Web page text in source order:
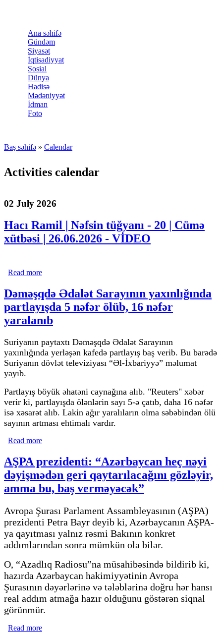
Ana səhifə
Gündəm
Siyasət
İqtisadiyyat
Sosial
Dünya
Hadisə
Mədəniyyət
İdman
Foto
Baş səhifə » Calendar
Activities calendar
02 July 2026
Hacı Ramil | Nəfsin tüğyanı - 20 | Cümə
xütbəsi | 26.06.2026 - VİDEO
Read more
Dəməşqdə Ədalət Sarayının yaxınlığında
partlayışda 5 nəfər ölüb, 16 nəfər
yaralanıb
Suriyanın paytaxtı Dəməşqdə Ədalət Sarayının
yaxınlığında yerləşən kafedə partlayış baş verib. Bu barədə
Suriyanın dövlət televiziyası “Əl-İxbariyyə” məlumat
yayıb.
Partlayış böyük əhatəni caynağına alıb. "Reuters" xəbər
verir ki, partlayışda ölənlərin sayı 5-ə çatıb, daha 16 nəfər
isə xəsarət alıb. Lakin ağır yaralıların olma səbəbindən ölü
sayının artması ehtimalı vardır.
Read more
AŞPA prezidenti: “Azərbaycan heç nəyi
dəyişmədən geri qaytarılacağını gözləyir,
amma bu, baş verməyəcək”
Avropa Şurası Parlament Assambleyasının (AŞPA)
prezidenti Petra Bayr deyib ki, Azərbaycanın AŞPA-
ya qayıtması yalnız rəsmi Bakının konkret
addımlarından sonra mümkün ola bilər.
O, “Azadlıq Radiosu”na müsahibəsində bildirib ki,
hazırda Azərbaycan hakimiyyətinin Avropa
Şurasının dəyərlərinə və tələblərinə doğru hər hansı
real addım atmağa hazır olduğunu göstərən siqnal
görünmür.
Read more